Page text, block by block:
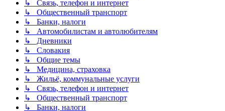
↳ Связь, телефон и интернет
↳ Общественный транспорт
↳ Банки, налоги
↳ Автомобилистам и автолюбителям
↳ Дневники
↳ Словакия
↳ Общие темы
↳ Медицина, страховка
↳ Жильё, коммунальные услуги
↳ Связь, телефон и интернет
↳ Общественный транспорт
↳ Банки, налоги